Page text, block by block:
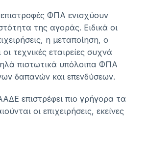
ΦΠΑ ενισχύουν
της αγοράς. Ειδικά οι
η μεταποίηση, ο
τεχνικές εταιρείες συχνά
πιστωτικά υπόλοιπα ΦΠΑ
δαπανών και επενδύσεων.
επιστρέφει πιο γρήγορα τα
οι επιχειρήσεις, εκείνες